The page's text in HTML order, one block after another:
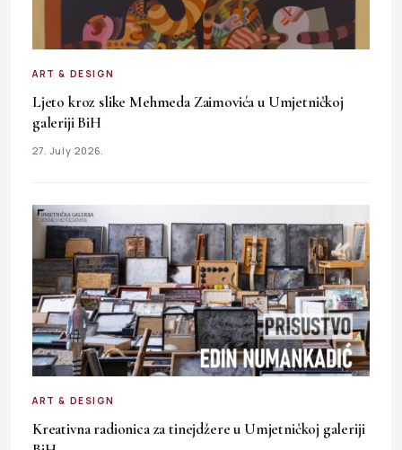
ART & DESIGN
Ljeto kroz slike Mehmeda Zaimovića u Umjetničkoj
galeriji BiH
27. July 2026.
ART & DESIGN
Kreativna radionica za tinejdžere u Umjetničkoj galeriji